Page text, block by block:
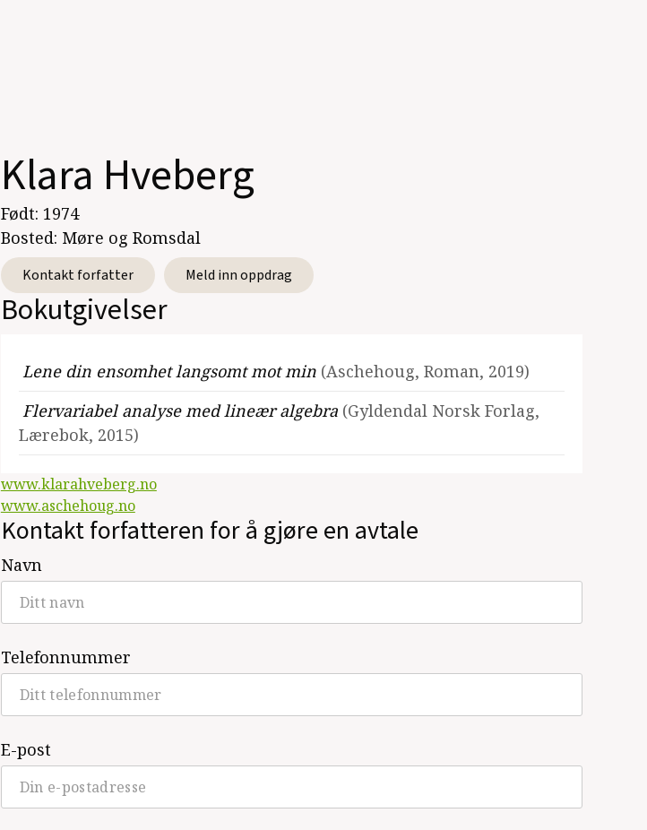
Klara Hveberg
Født: 1974
Bosted: Møre og Romsdal
Kontakt forfatter Meld inn oppdrag
Bokutgivelser
Lene din ensomhet langsomt mot min (Aschehoug, Roman, 2019)
Flervariabel analyse med lineær algebra (Gyldendal Norsk Forlag,
Lærebok, 2015)
www.klarahveberg.no
www.aschehoug.no
Kontakt forfatteren for å gjøre en avtale
Navn
Telefonnummer
E-post